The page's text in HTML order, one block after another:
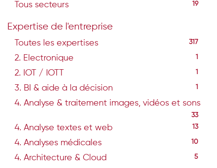
Tous secteurs 19
Expertise de l'entreprise
Toutes les expertises 317
2. Electronique 1
2. IOT / IOTT 1
3. BI & aide à la décision 1
4. Analyse & traitement images, vidéos et sons
33
4. Analyse textes et web 13
4. Analyses médicales 10
4. Architecture & Cloud 5